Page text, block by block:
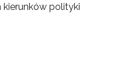
polityki